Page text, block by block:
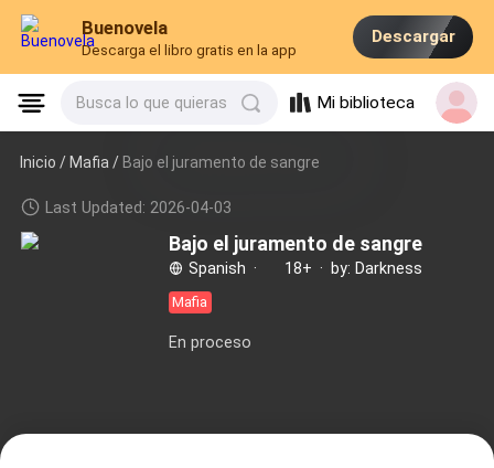
Buenovela
Descarga el libro gratis en la app
Descargar
Busca lo que quieras Mi biblioteca
Inicio /Mafia / Bajo el juramento de sangre
Last Updated: 2026-04-03
Bajo el juramento de sangre
Spanish · 18+ · by: Darkness
Mafia
En proceso